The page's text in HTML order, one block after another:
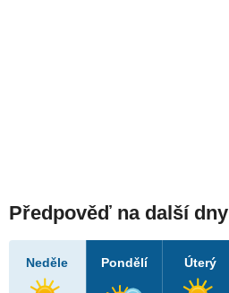
Předpověď na další dny
Neděle Pondělí Úterý